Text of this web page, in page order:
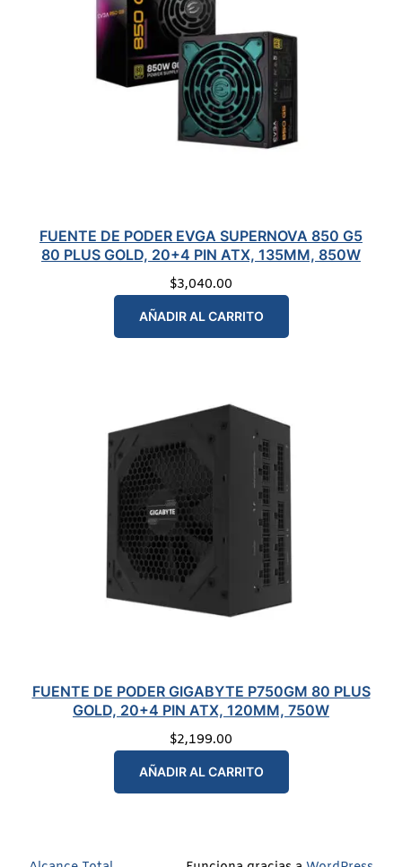
FUENTE DE PODER EVGA SUPERNOVA 850 G5
80 PLUS GOLD, 20+4 PIN ATX, 135MM, 850W
$3,040.00
AÑADIR AL CARRITO
FUENTE DE PODER GIGABYTE P750GM 80 PLUS
GOLD, 20+4 PIN ATX, 120MM, 750W
$2,199.00
AÑADIR AL CARRITO